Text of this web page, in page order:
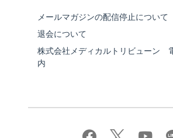
メールマガジンの配信停止について
退会について
株式会社メディカルトリビューン
内